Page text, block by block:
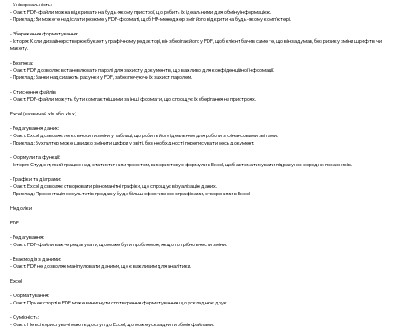
- Універсальність:
- Факт: PDF-файли можна відкривати на будь-якому пристрої, що робить їх ідеальними для обміну інформацією.
- Приклад: Ви можете надіслати резюме у PDF-форматі, щоб HR-менеджер зміг його відкрити на будь-якому комп'ютері.
- Збереження форматування:
- Історія: Коли дизайнер створює буклет у графічному редакторі, він зберігає його у PDF, щоб клієнт бачив саме те, що він задумав, без ризику зміни шрифтів чи
макету.
- Безпека:
- Факт: PDF дозволяє встановлювати паролі для захисту документів, що важливо для конфіденційної інформації.
- Приклад: Банки надсилають рахунки у PDF, забезпечуючи їх захист паролем.
- Стиснення файлів:
- Факт: PDF-файли можуть бути компактнішими за інші формати, що спрощує їх зберігання на пристроях.
Excel (зазвичай .xls або .xlsx)
- Редагування даних:
- Факт: Excel дозволяє легко вносити зміни у таблиці, що робить його ідеальним для роботи з фінансовими звітами.
- Приклад: Бухгалтер може швидко змінити цифри у звіті, без необхідності переписувати весь документ.
- Формули та функції:
- Історія: Студент, який працює над статистичним проектом, використовує формули в Excel, щоб автоматизувати підрахунок середніх показників.
- Графіки та діаграми:
- Факт: Excel дозволяє створювати різноманітні графіки, що спрощує візуалізацію даних.
- Приклад: Презентація результатів продажу буде більш ефективною з графіками, створеними в Excel.
Недоліки
PDF
- Редагування:
- Факт: PDF-файли важче редагувати, що може бути проблемою, якщо потрібно внести зміни.
- Взаємодія з даними:
- Факт: PDF не дозволяє маніпулювати даними, що є важливим для аналітики.
Excel
- Форматування:
- Факт: При експорті в PDF може виникнути спотворення форматування, що ускладнює друк.
- Сумісність:
- Факт: Не всі користувачі мають доступ до Excel, що може ускладнити обмін файлами.